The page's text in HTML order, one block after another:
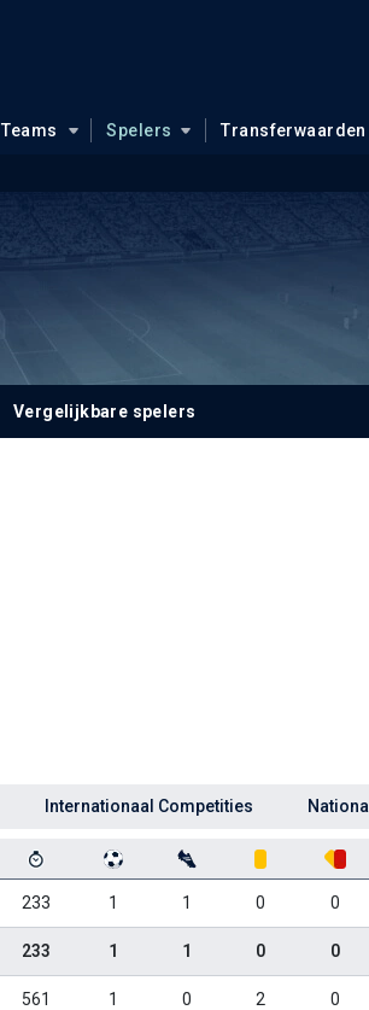
Teams Spelers Transferwaarden
Vergelijkbare spelers
Internationaal Competities
233 1 1 0 0
233 1 1 0 0
561 1 0 2 0